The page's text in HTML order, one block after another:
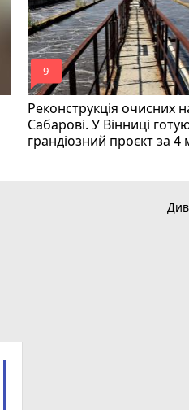
Реконструкція очисних
Сабарові. У Вінниці
грандіозний проєкт за 4
mode_comment
9